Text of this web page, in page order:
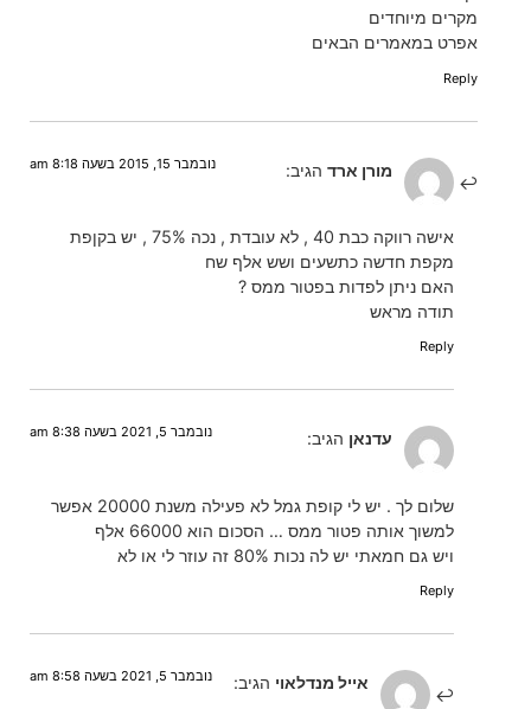
מקרים מיוחדים
אפרט במאמרים הבאים
Reply
מורן ארד הגיב: נובמבר 15, 2015 בשעה 8:18 am
אישה רווקה כבת 40 , לא עובדת , נכה 75% , יש בקןפת
מקפת חדשה כתשעים ושש אלף שח
האם ניתן לפדות בפטור ממס ?
תודה מראש
Reply
עדנאן הגיב: נובמבר 5, 2021 בשעה 8:38 am
שלום לך . יש לי קופת גמל לא פעילה משנת 20000 אפשר
למשוך אותה פטור ממס … הסכום הוא 66000 אלף
ויש גם חמאתי יש לה נכות 80% זה עוזר לי או לא
Reply
אייל מנדלאוי הגיב: נובמבר 5, 2021 בשעה 8:58 am